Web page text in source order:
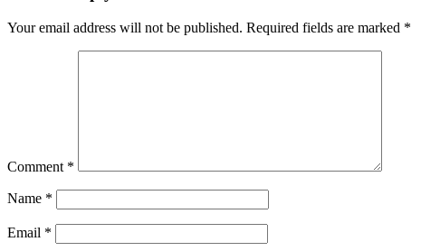
Your email address will not be published. Required fields are marked *
Comment *
Name *
Email *